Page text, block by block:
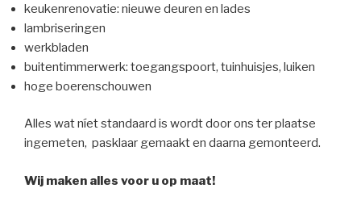
keukenrenovatie: nieuwe deuren en lades
lambriseringen
werkbladen
buitentimmerwerk: toegangspoort, tuinhuisjes, luiken
hoge boerenschouwen
Alles wat níet standaard is wordt door ons ter plaatse
ingemeten, pasklaar gemaakt en daarna gemonteerd.
Wij maken alles voor u op maat!